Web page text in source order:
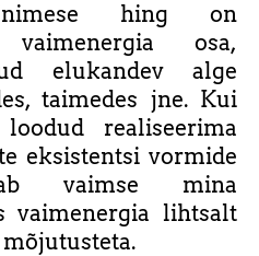
Inimese hing on
vaimenergia osa,
elukandev alge
taimedes jne. Kui
realiseerima
eksistentsi vormide
vaimse mina
vaimenergia lihtsalt
mõjutusteta.